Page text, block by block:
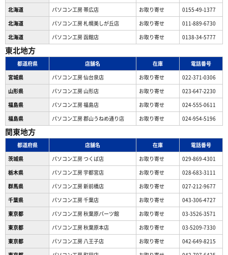
北海道
パソコン工房 帯広店 お取り寄せ
0155-49-1377
北海道
パソコン⼯房 札幌美しが丘店 お取り寄せ
011-889-6730
北海道
パソコン工房 函館店 お取り寄せ 0138-34-5777
東北地方
都道府県 店舗名 在庫
電話番号
宮城県
パソコン工房 仙台泉店 お取り寄せ
022-371-0306
山形県
パソコン工房 山形店 お取り寄せ
023-647-2230
福島県
パソコン工房 福島店 お取り寄せ
024-555-0611
福島県
パソコン工房 郡山うねめ通り店 お取り寄せ 024-954-5196
関東地方
都道府県 店舗名 在庫
電話番号
茨城県
パソコン工房 つくば店 お取り寄せ
029-869-4301
栃木県
パソコン工房 宇都宮店 お取り寄せ
028-683-3111
群馬県
パソコン工房 新前橋店 お取り寄せ
027-212-9677
千葉県
パソコン工房 千葉店 お取り寄せ
043-306-4727
東京都
パソコン工房 秋葉原パーツ館 お取り寄せ
03-3526-3571
東京都
パソコン工房 秋葉原本店 お取り寄せ
03-5209-7330
東京都
パソコン工房 八王子店 お取り寄せ
042-649-8215